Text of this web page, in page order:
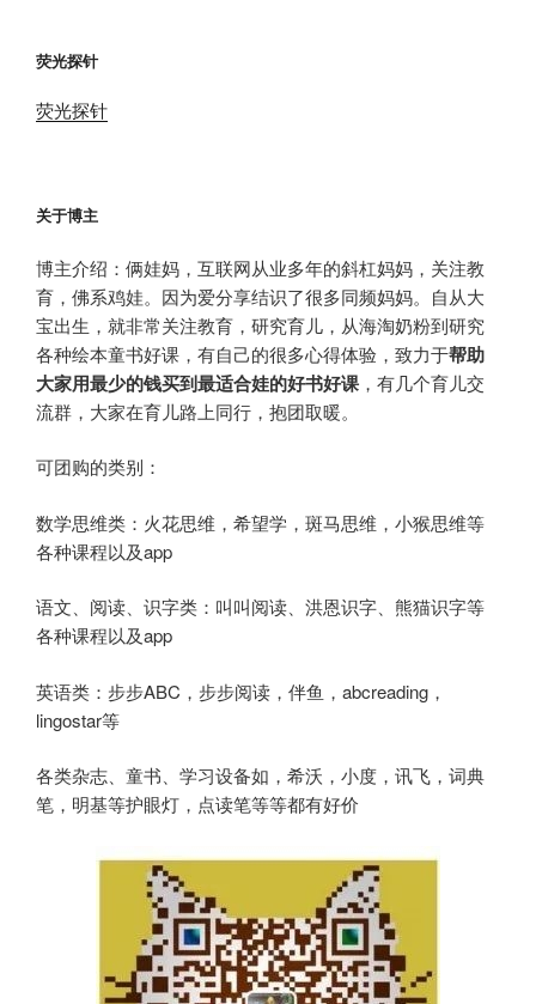
荧光探针
荧光探针
关于博主
博主介绍：俩娃妈，互联网从业多年的斜杠妈妈，关注教
育，佛系鸡娃。因为爱分享结识了很多同频妈妈。自从大
宝出生，就非常关注教育，研究育儿，从海淘奶粉到研究
各种绘本童书好课，有自己的很多心得体验，致力于帮助
大家用最少的钱买到最适合娃的好书好课 ，有几个育儿交
流群，大家在育儿路上同行，抱团取暖。
可团购的类别：
数学思维类：火花思维，希望学，斑马思维，小猴思维等
各种课程以及app
语文、阅读、识字类：叫叫阅读、洪恩识字、熊猫识字等
各种课程以及app
英语类：步步ABC，步步阅读，伴鱼，abcreading，
lingostar等
各类杂志、童书、学习设备如，希沃，小度，讯飞，词典
笔，明基等护眼灯，点读笔等等都有好价